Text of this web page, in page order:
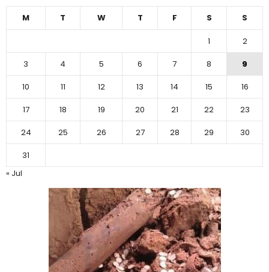
M T W T F S S
1
2
3
4 5 6 7 8
9
10
11 12 13 14 15
16
17
18 19 20 21 22
23
24
25 26 27 28 29
30
31
« Jul